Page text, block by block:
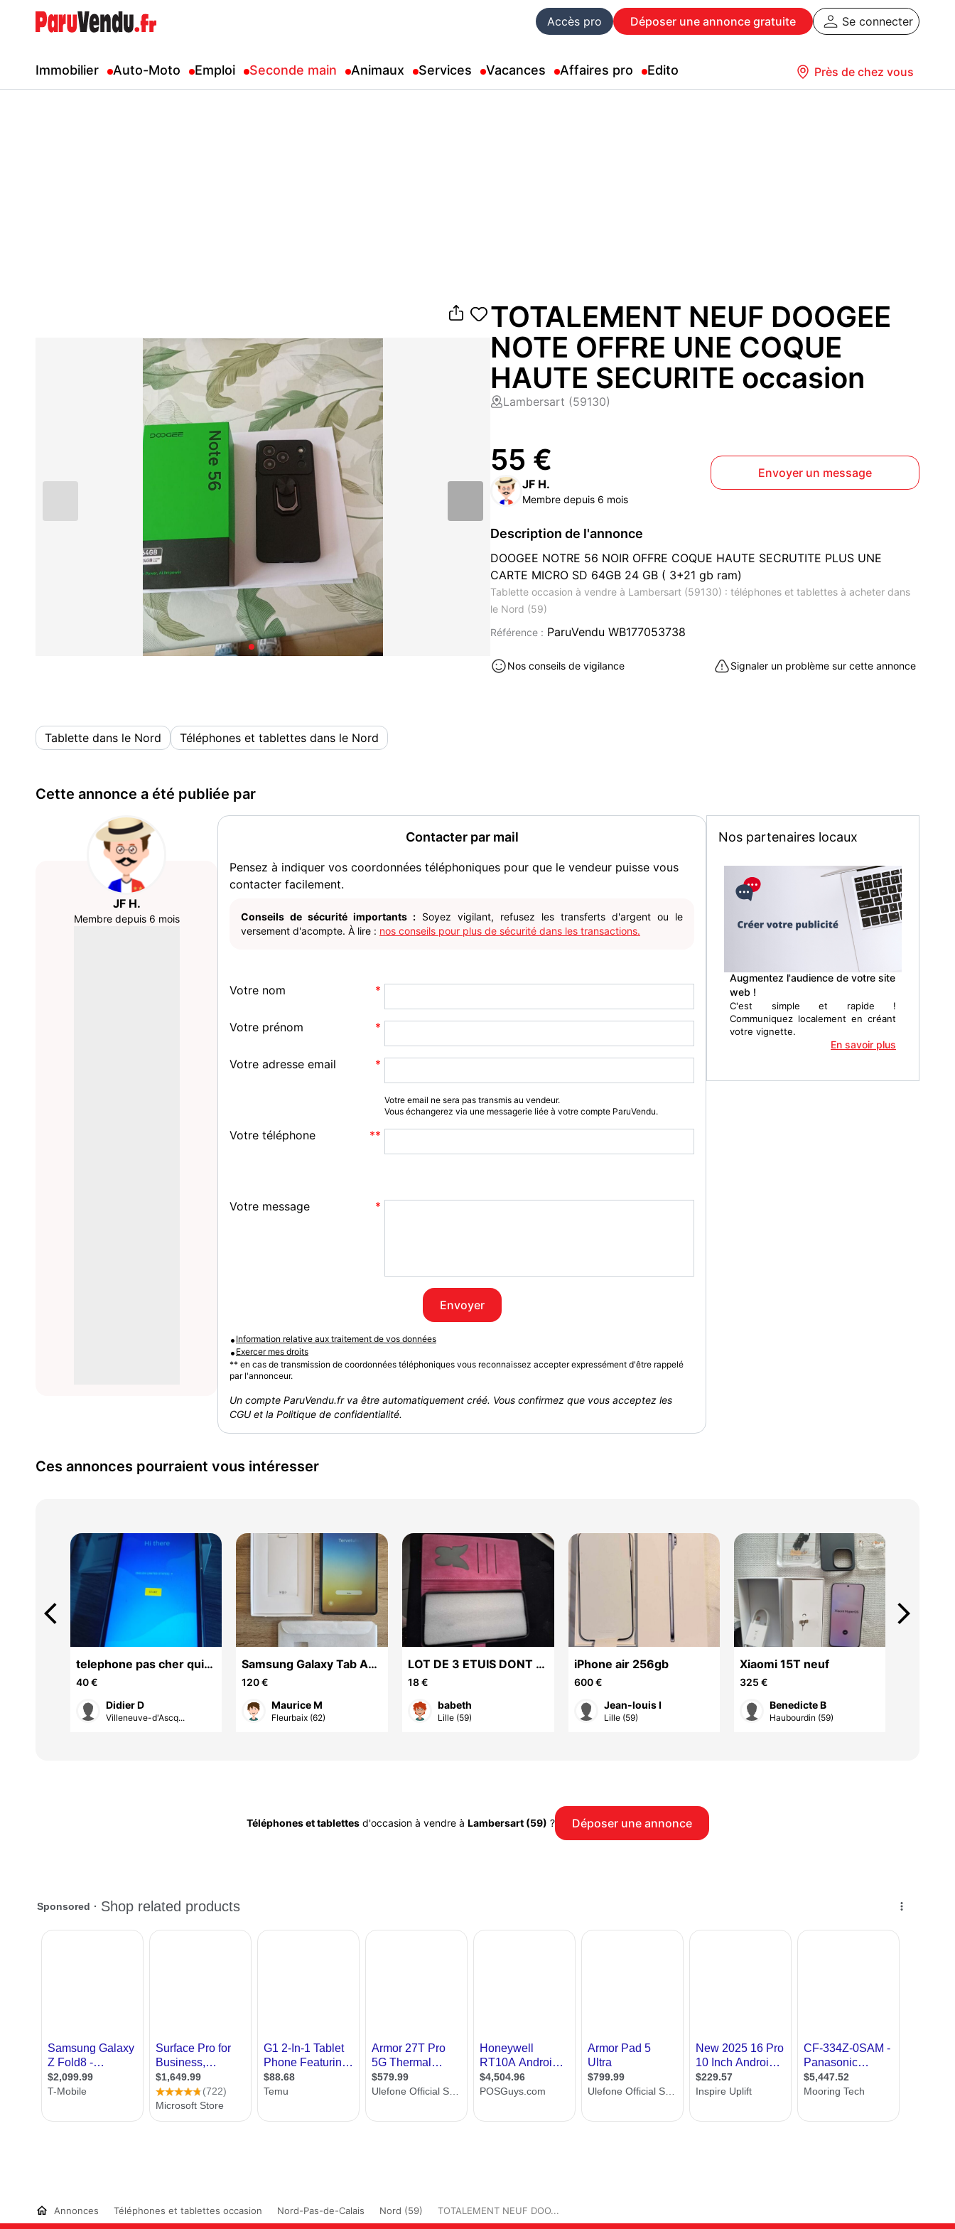
Accès pro Déposer une annonce gratuite Se connecter
Immobilier Auto-Moto Emploi Seconde main Animaux Services Vacances Affaires pro Edito Près de chez vous
TOTALEMENT NEUF DOOGEE
NOTE OFFRE UNE COQUE
HAUTE SECURITE occasion
Lambersart (59130)
55 €
JF H.
Membre depuis 6 mois
Envoyer un message
Description de l'annonce
DOOGEE NOTRE 56 NOIR OFFRE COQUE HAUTE SECRUTITE PLUS UNE
CARTE MICRO SD 64GB 24 GB ( 3+21 gb ram)
Tablette occasion à vendre à Lambersart (59130) : téléphones et tablettes à acheter dans
le Nord (59)
Référence : ParuVendu WB177053738
Nos conseils de vigilance Signaler un problème sur cette annonce
Tablette dans le Nord Téléphones et tablettes dans le Nord
Cette annonce a été publiée par
JF H.
Membre depuis 6 mois
Contacter par mail
Pensez à indiquer vos coordonnées téléphoniques pour que le vendeur puisse vous
contacter facilement.
Conseils de sécurité importants : Soyez vigilant, refusez les transferts d'argent ou le
versement d'acompte. À lire : nos conseils pour plus de sécurité dans les transactions.
Votre nom
Votre prénom
Votre adresse email
Votre email ne sera pas transmis au vendeur.
Vous échangerez via une messagerie liée à votre compte ParuVendu.
Votre téléphone
Votre message
Envoyer
• Information relative aux traitement de vos données
• Exercer mes droits
** en cas de transmission de coordonnées téléphoniques vous reconnaissez accepter expressément d'être rappelé
par l'annonceur.
Un compte ParuVendu.fr va être automatiquement créé. Vous confirmez que vous acceptez les
CGU et la Politique de confidentialité.
Nos partenaires locaux
Augmentez l'audience de votre site
web !
C'est simple et rapide !
Communiquez localement en créant
votre vignette.
En savoir plus
Ces annonces pourraient vous intéresser
telephone pas cher qui
fonctionne bien
40 €
Didier D
Villeneuve-d'Ascq...
Samsung Galaxy Tab A11
8,7" 64 Go Neuf
120 €
Maurice M
Fleurbaix (62)
LOT DE 3 ETUIS DONT 1
COQUE NOIRE ET
DOREE POUR PORTABLE
SAMSUNG GALAXY
18 €
babeth
Lille (59)
iPhone air 256gb
600 €
Jean-louis I
Lille (59)
Xiaomi 15T neuf
325 €
Benedicte B
Haubourdin (59)
arrow_back_ios arrow_forward_ios
Téléphones et tablettesd'occasion à vendre à Lambersart (59) ? Déposer une annonce
Annonces Téléphones et tablettes occasion Nord-Pas-de-Calais Nord (59) TOTALEMENT NEUF DOO...